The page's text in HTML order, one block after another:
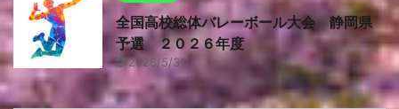
全国高校総体バレーボール大会 静岡県
予選 ２０２６年度
2026/5/31